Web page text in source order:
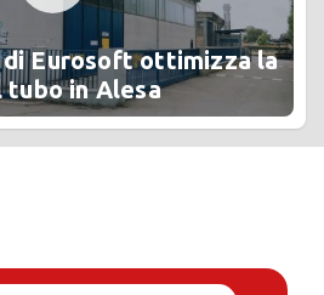
di Eurosoft ottimizza la
in Alesa